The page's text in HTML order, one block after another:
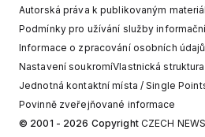
Autorská práva k publikovaným
Podmínky pro užívání služby
Informace o zpracování osobních údajů
Nastavení soukromíVlastnická struktura
Jednotná kontaktní místa / Single
Povinně zveřejňované informace
© 2001 - 2026 Copyright CZECH